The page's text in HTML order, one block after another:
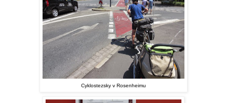
Cyklostezsky v Rosenheimu